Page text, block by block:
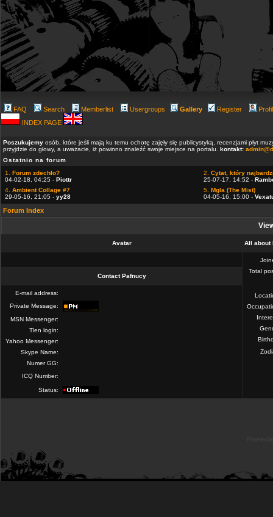
FAQ Search Memberlist Usergroups Gallery Register
INDEX PAGE
Poszukujemy osób, które jeśli mają ku temu ochotę zajęły się publicystyką, recenzjami płyt
przyjdzie do głowy, a uważacie, iż powinno znaleźć swoje miejsce na portalu. kontakt:
Ostatnio na forum
1. Forum zdechło?
04-02-18, 04:25 - Piottr
2. Cytat, który
25-07-17, 14:52 -
4. Ambient Collage #7
29-05-16, 21:05 - yy28
5. Mgla (The Mist)
04-05-16, 15:00 -
Forum Index
Avatar All about
Total
Contact Pafnucy
E-mail address:
Private Message:
MSN Messenger:
Tlen login:
Yahoo Messenger:
Skype Name:
Numer GG:
ICQ Number:
Status: